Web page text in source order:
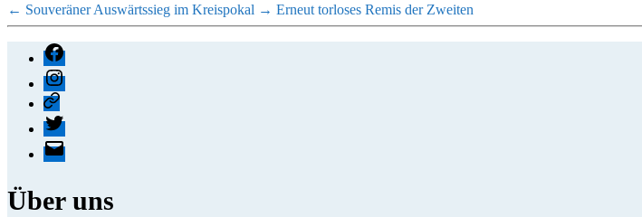
← Souveräner Auswärtssieg im Kreispokal → Erneut torloses Remis der Zweiten
Facebook
Instagram
Threads
X
E-
Mail
Über uns